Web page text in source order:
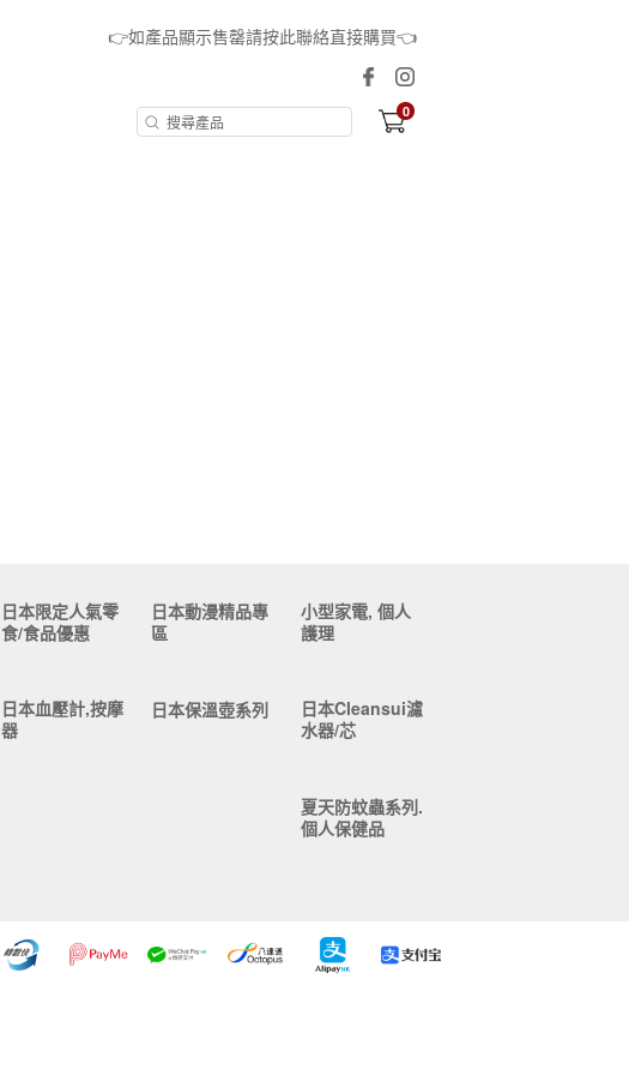
👉如產品顯示售罄請按此聯絡直接購買👈
0
日本限定人氣零
食/食品優惠
日本動漫精品專
區
小型家電, 個人
護理
日本血壓計,按摩
器
日本保溫壺系列
日本Cleansui濾
水器/芯
夏天防蚊蟲系列.
個人保健品